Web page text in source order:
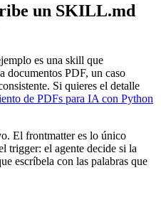
un SKILL.md
es una skill que
documentos PDF, un caso
Si quieres el detalle
de PDFs para IA con Python
El frontmatter es lo único
trigger: el agente decide si la
escríbela con las palabras que